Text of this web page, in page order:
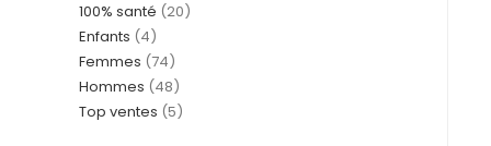
100% santé 20
Enfants 4
Femmes 74
Hommes 48
Top ventes 5